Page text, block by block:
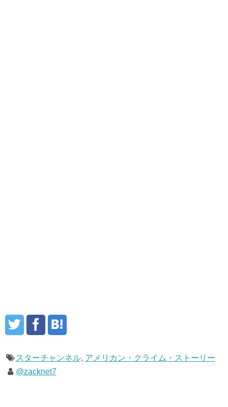
スターチャンネル, アメリカン・クライム・ストーリー
@zacknet7